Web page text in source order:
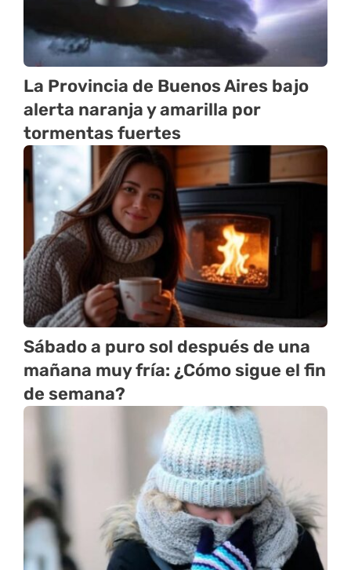
La Provincia de Buenos Aires bajo
alerta naranja y amarilla por
tormentas fuertes
Sábado a puro sol después de una
mañana muy fría: ¿Cómo sigue el fin
de semana?